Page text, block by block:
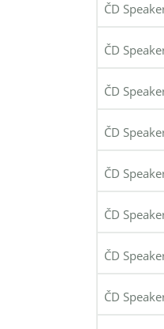
ČD
ČD
ČD
ČD
ČD
ČD
ČD
ČD